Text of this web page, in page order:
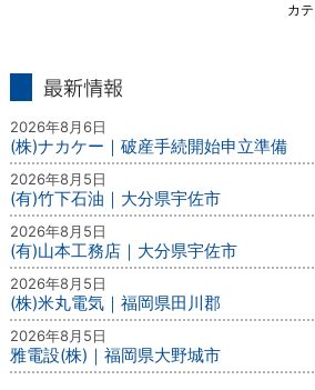
カ
2026年8月6日
(株)ナカケー｜破産手続開始申立準備
2026年8月5日
(有)竹下石油｜大分県宇佐市
2026年8月5日
(有)山本工務店｜大分県宇佐市
2026年8月5日
(株)米丸電気｜福岡県田川郡
2026年8月5日
雅電設(株)｜福岡県大野城市